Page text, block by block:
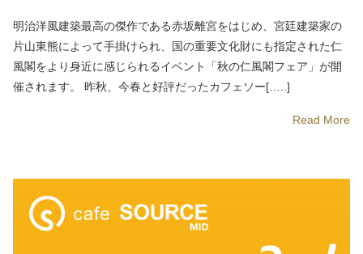
明治洋風建築最高の傑作である赤坂離宮をはじめ、宮廷建築家の
片山東熊によって手掛けられ、国の重要文化財にも指定された仁
風閣をより身近に感じられるイベント「秋の仁風閣フェア」が開
催されます。 昨秋、今春と好評だったカフェソー[…..]
Read More